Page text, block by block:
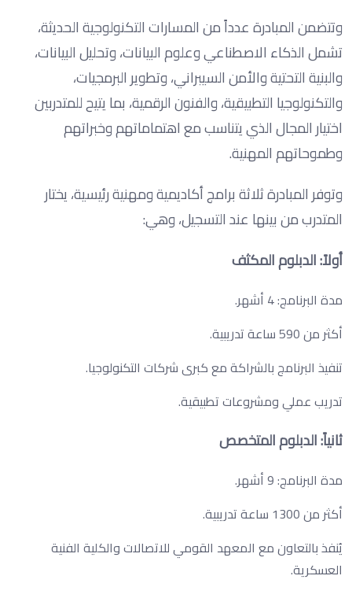
وتتضمن المبادرة عدداً من المسارات التكنولوجية الحديثة،
تشمل الذكاء الاصطناعي وعلوم البيانات، وتحليل البيانات،
والبنية التحتية والأمن السيبراني، وتطوير البرمجيات،
والتكنولوجيا التطبيقية، والفنون الرقمية، بما يتيح للمتدربين
اختيار المجال الذي يتناسب مع اهتماماتهم وخبراتهم
وطموحاتهم المهنية.
وتوفر المبادرة ثلاثة برامج أكاديمية ومهنية رئيسية، يختار
المتدرب من بينها عند التسجيل، وهي:
أولاً: الدبلوم المكثف
مدة البرنامج: 4 أشهر.
أكثر من 590 ساعة تدريبية.
تنفيذ البرنامج بالشراكة مع كبرى شركات التكنولوجيا.
تدريب عملي ومشروعات تطبيقية.
ثانياً: الدبلوم المتخصص
مدة البرنامج: 9 أشهر.
أكثر من 1300 ساعة تدريبية.
يُنفذ بالتعاون مع المعهد القومي للاتصالات والكلية الفنية
العسكرية.